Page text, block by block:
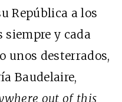
República a los
siempre y cada
unos desterrados,
Baudelaire,
out of this